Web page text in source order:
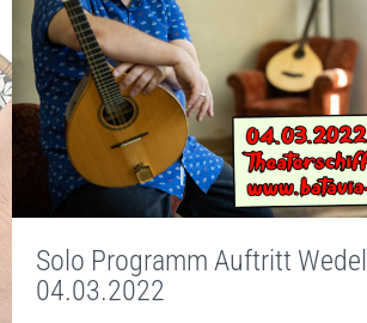
ZUBEHÖR
WORKSHOPS
STANDARD
EBENHOLZ
COCOBOLO
HOT RODS
KLICKSTICKS
BESEN/BORSTEN
FILZ
TASCHEN
ZUBEHÖR
DIGITAL WORKSHOPS
DVD
KUNSTDRUCKE
T-SHIRTS & POLO-SHIRTS
CD/DVD
DISKOGRAFIE
SOUNDBEISPIELE
VIDEOS
FOTOS
KONTAKT
SONSTIGES
BODHRÁN WITZE
WARENKORB
DIGITAL WORKSHOPS
Solo Programm Auftritt Wedel
04.03.2022